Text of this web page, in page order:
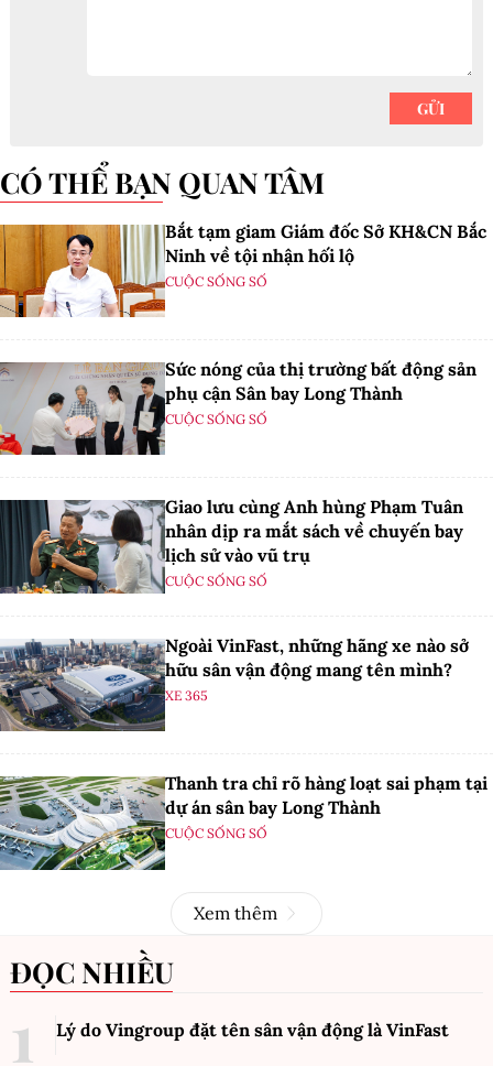
CÓ THỂ BẠN QUAN TÂM
Bắt tạm giam Giám đốc Sở KH&CN Bắc
Ninh về tội nhận hối lộ
CUỘC SỐNG SỐ
Sức nóng của thị trường bất động sản
phụ cận Sân bay Long Thành
CUỘC SỐNG SỐ
Giao lưu cùng Anh hùng Phạm Tuân
nhân dịp ra mắt sách về chuyến bay
lịch sử vào vũ trụ
CUỘC SỐNG SỐ
Ngoài VinFast, những hãng xe nào sở
hữu sân vận động mang tên mình?
XE 365
Thanh tra chỉ rõ hàng loạt sai phạm tại
dự án sân bay Long Thành
CUỘC SỐNG SỐ
Xem thêm
ĐỌC NHIỀU
Lý do Vingroup đặt tên sân vận động là VinFast